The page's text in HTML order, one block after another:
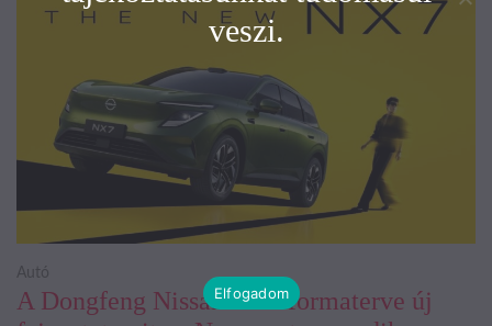
A Dongfeng Nissan NX7 formaterve új
Autó
veszi.
Elfogadom